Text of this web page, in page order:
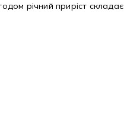
річний приріст